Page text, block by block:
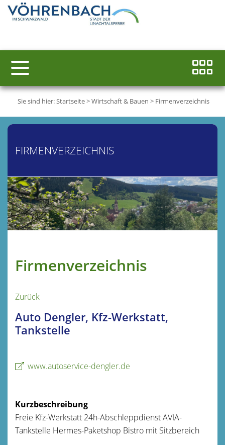
Sie sind hier:Startseite>Wirtschaft & Bauen > Firmenverzeichnis
FIRMENVERZEICHNIS
Firmenverzeichnis
Zurück
Auto Dengler, Kfz-Werkstatt,
Tankstelle
www.autoservice-dengler.de
Kurzbeschreibung
Freie Kfz-Werkstatt 24h-Abschleppdienst AVIA-
Tankstelle Hermes-Paketshop Bistro mit Sitzbereich